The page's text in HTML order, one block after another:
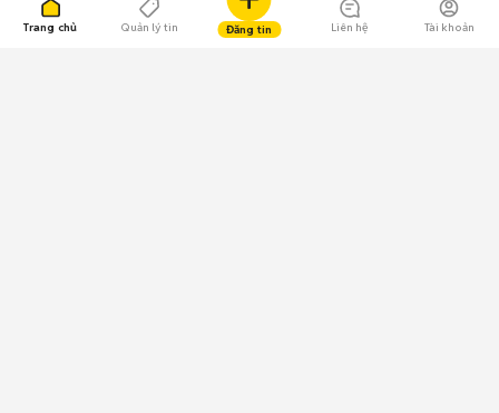
Trang chủ Quản lý tin Đăng tin Liên hệ Tài khoản